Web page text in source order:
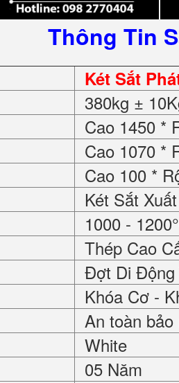
Thông Tin
Két Sắt
380kg ±
Cao 1450 *
Cao 1070 *
Cao 100 *
Két Sắt
1000 -
Thép Cao
Đợt Di Động
Khóa Cơ -
An toàn
White
05 Năm